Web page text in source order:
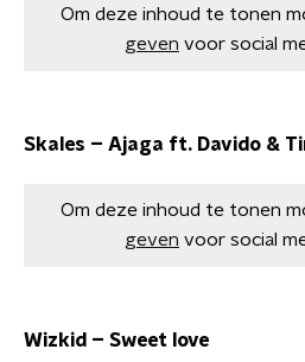
Om deze inhoud te tonen
geven voor social
Skales – Ajaga ft. Davido &
Om deze inhoud te tonen
geven voor social
Wizkid – Sweet love